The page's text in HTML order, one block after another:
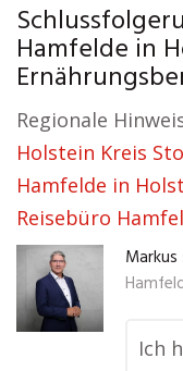
Hamfelde in
Regionale
Holstein Kreis
Hamfelde in
Reisebüro
Markus
Ich